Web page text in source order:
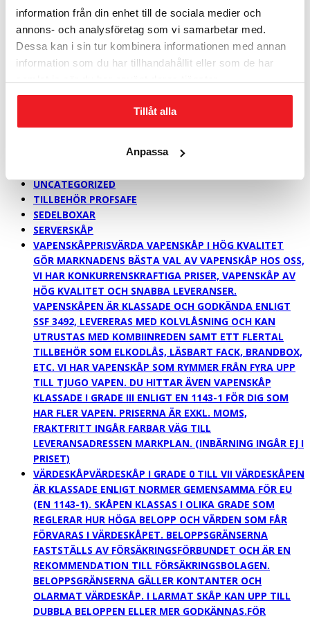
information från din enhet till de sociala medier och
annons- och analysföretag som vi samarbetar med.
Dessa kan i sin tur kombinera informationen med annan
information som du har tillhandahållit eller som de har
Tillåt alla
Anpassa
DUBBELDÖRRARS SÄKERHETSSKÅP. DET GÅR ATT
KOMBINERA DE OLIKA INREDNINGARNA I ALL
OÄNDLIGHET. I NYCKELSÄKERHETSSKÅPEN RYMS UPP
TILL 3770 KROK BEKVÄMT ÅTKOMLIGA PÅ KULLAGRADE
SÄKERHETSSKÅP > 1,0 M
SÄKERHETSSKÅP > 1,6 M
SÄKERHETSKLASS P-7 & NSA
UNCATEGORIZED
TILLBEHÖR PROFSAFE
SEDELBOXAR
SERVERSKÅP
VAPENSKÅPPRISVÄRDA VAPENSKÅP I HÖG KVALITET
GÖR MARKNADENS BÄSTA VAL AV VAPENSKÅP HOS OSS,
VI HAR KONKURRENSKRAFTIGA PRISER, VAPENSKÅP AV
HÖG KVALITET OCH SNABBA LEVERANSER.
VAPENSKÅPEN ÄR KLASSADE OCH GODKÄNDA ENLIGT
SSF 3492, LEVERERAS MED KOLVLÅSNING OCH KAN
UTRUSTAS MED KOMBIINREDEN SAMT ETT FLERTAL
TILLBEHÖR SOM ELKODLÅS, LÄSBART FACK, BRANDBOX,
ETC. VI HAR VAPENSKÅP SOM RYMMER FRÅN FYRA UPP
TILL TJUGO VAPEN. DU HITTAR ÄVEN VAPENSKÅP
KLASSADE I GRADE III ENLIGT EN 1143-1 FÖR DIG SOM
HAR FLER VAPEN. PRISERNA ÄR EXKL. MOMS,
FRAKTFRITT INGÅR FARBAR VÄG TILL
LEVERANSADRESSEN MARKPLAN. (INBÄRNING INGÅR EJ I
PRISET)
VÄRDESKÅPVÄRDESKÅP I GRADE 0 TILL VII VÄRDESKÅPEN
ÄR KLASSADE ENLIGT NORMER GEMENSAMMA FÖR EU
(EN 1143-1). SKÅPEN KLASSAS I OLIKA GRADE SOM
REGLERAR HUR HÖGA BELOPP OCH VÄRDEN SOM FÅR
FÖRVARAS I VÄRDESKÅPET. BELOPPSGRÄNSERNA
FASTSTÄLLS AV FÖRSÄKRINGSFÖRBUNDET OCH ÄR EN
REKOMMENDATION TILL FÖRSÄKRINGSBOLAGEN.
BELOPPSGRÄNSERNA GÄLLER KONTANTER OCH
OLARMAT VÄRDESKÅP. I LARMAT SKÅP KAN UPP TILL
DUBBLA BELOPPEN ELLER MER GODKÄNNAS.FÖR